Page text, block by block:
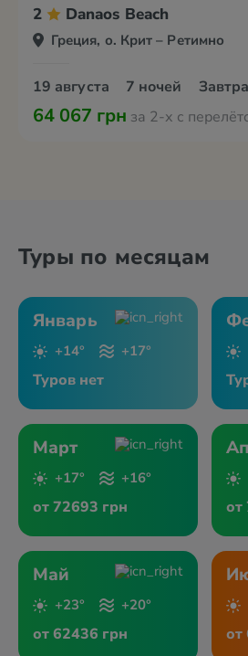
2 Danaos Beach
Греция, о. Крит – Ретимно
19 августа 7 ночей
64 067 грн за 2-х с
Туры по месяцам
Январь
+14° +17°
Туров нет
Март
+17° +16°
от 72693 грн от
Май
+23° +20°
от 62436 грн от